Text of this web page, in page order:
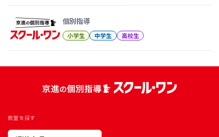
個別指導
小学生 中学生 高校生
教室を探す